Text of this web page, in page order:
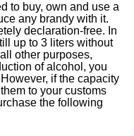
to buy, own and use a
any brandy with it.
declaration-free. In
up to 3 liters without
other purposes,
of alcohol, you
if the capacity
to your customs
the following